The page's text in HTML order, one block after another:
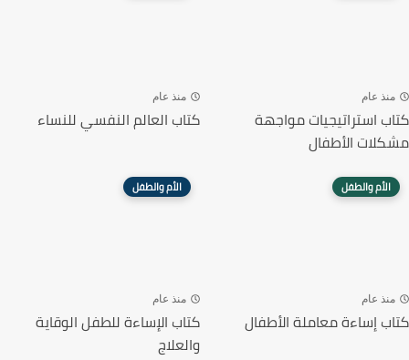
منذ عام
كتاب استراتيجيات مواجهة
مشكلات الأطفال
منذ عام
كتاب العالم النفسي للنساء
الأم والطفل
منذ عام
كتاب إساءة معاملة الأطفال
الأم والطفل
منذ عام
كتاب الإساءة للطفل الوقاية
والعلاج